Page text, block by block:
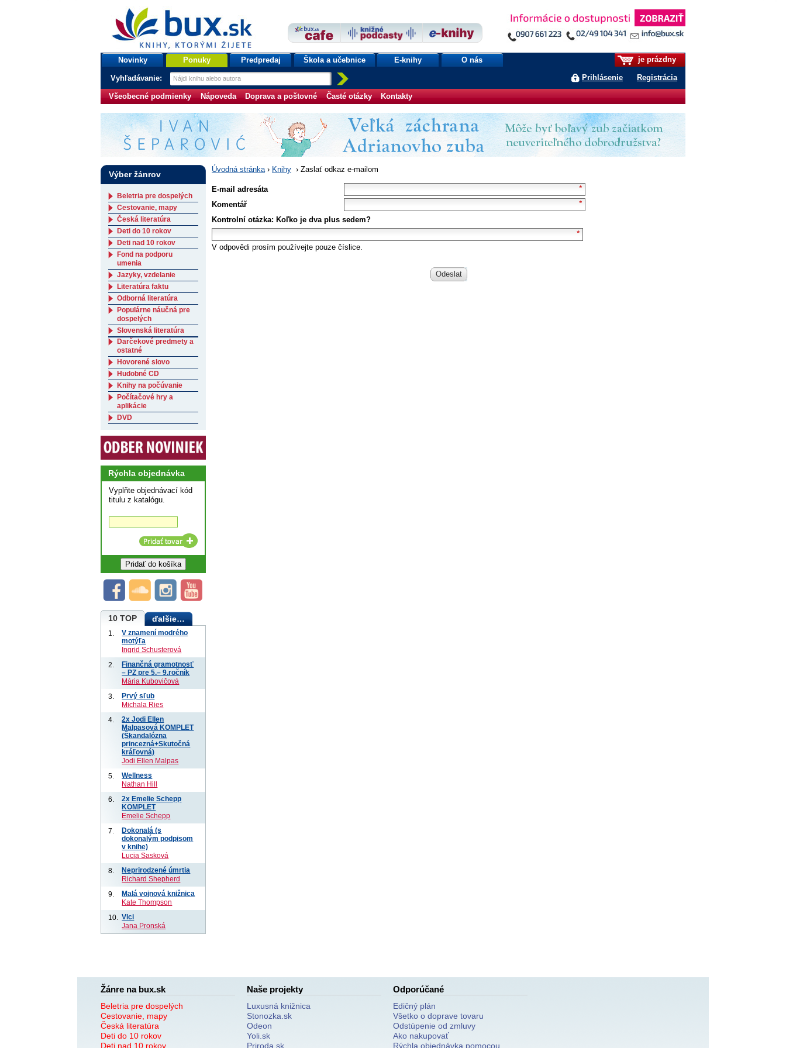
bux.sk
knihy, ktorými žijete
Úvodná stránka
je prázdny
Prihlásenie Registrácia
Novinky Ponuky Predpredaj Škola a učebnice E-knihy O nás
Vyhľadávanie:
Všeobecné podmienky Nápoveda Doprava a poštovné Časté otázky Kontakty
Úvodná stránka› Knihy › Zaslať odkaz e-mailom
E-mail adresáta
Komentář
Kontrolní otázka: Koľko je dva plus sedem?
V odpovědi prosím používejte pouze číslice.
Odeslat
Výber žánrov
Beletria pre dospelých
Cestovanie, mapy
Česká literatúra
Deti do 10 rokov
Deti nad 10 rokov
Fond na podporu
umenia
Jazyky, vzdelanie
Literatúra faktu
Odborná literatúra
Populárne náučná pre
dospelých
Slovenská literatúra
Darčekové predmety a
ostatné
Hovorené slovo
Hudobné CD
Knihy na počúvanie
Počítačové hry a
aplikácie
DVD
Rýchla objednávka
Vyplňte objednávací kód
titulu z katalógu.
10 TOP ďalšie…
1.
V znamení modrého
motýľa
Ingrid Schusterová
2.
Finančná gramotnosť
– PZ pre 5.– 9.ročník
Mária Kubovičová
3.
Prvý sľub
Michala Ries
4.
2x Jodi Ellen
Malpasová KOMPLET
(Škandalózna
princezná+Skutočná
kráľovná)
Jodi Ellen Malpas
5.
Wellness
Nathan Hill
6.
2x Emelie Schepp
KOMPLET
Emelie Schepp
7.
Dokonalá (s
dokonalým podpisom
v knihe)
Lucia Sasková
8.
Neprirodzené úmrtia
Richard Shepherd
9.
Malá vojnová knižnica
Kate Thompson
10.
Vlci
Jana Pronská
Žánre na bux.sk
Beletria pre dospelých
Cestovanie, mapy
Česká literatúra
Deti do 10 rokov
Deti nad 10 rokov
Naše projekty
Luxusná knižnica
Stonozka.sk
Odeon
Yoli.sk
Priroda.sk
Odporúčané
Edičný plán
Všetko o doprave tovaru
Odstúpenie od zmluvy
Ako nakupovať
Rýchla objednávka pomocou